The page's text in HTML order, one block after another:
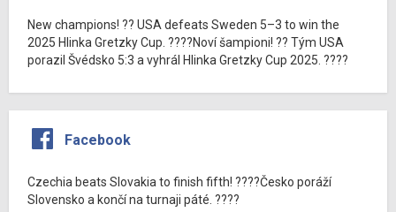
New champions! ?? USA defeats Sweden 5–3 to win the
2025 Hlinka Gretzky Cup. ????Noví šampioni! ?? Tým USA
porazil Švédsko 5:3 a vyhrál Hlinka Gretzky Cup 2025. ????
Facebook
Czechia beats Slovakia to finish fifth! ????Česko poráží
Slovensko a končí na turnaji páté. ????